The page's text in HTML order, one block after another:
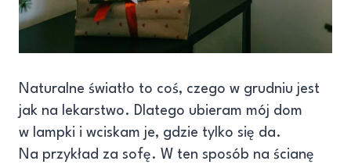
Naturalne światło to coś, czego w grudniu jest
jak na lekarstwo. Dlatego ubieram mój dom
w lampki i wciskam je, gdzie tylko się da.
Na przykład za sofę. W ten sposób na ścianę